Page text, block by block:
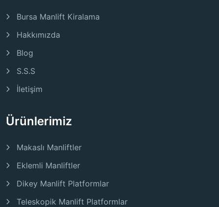
Bursa Manlift Kiralama
Hakkımızda
Blog
S.S.S
İletişim
Ürünlerimiz
Makaslı Manliftler
Eklemli Manliftler
Dikey Manlift Platformlar
Teleskopik Manlift Platformlar